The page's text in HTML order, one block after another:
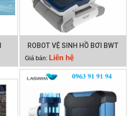
ROBOT VỆ SINH HỒ BƠI BWT
RC60
Giá bán: Liên hệ